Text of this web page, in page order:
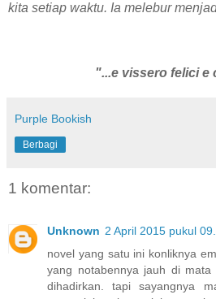
kita setiap waktu. Ia melebur
"...e vissero felici e
Purple Bookish
Berbagi
1 komentar:
Unknown 2 April 2015 pukul
novel yang satu ini konliknya
yang notabennya jauh di
dihadirkan. tapi sayangnya